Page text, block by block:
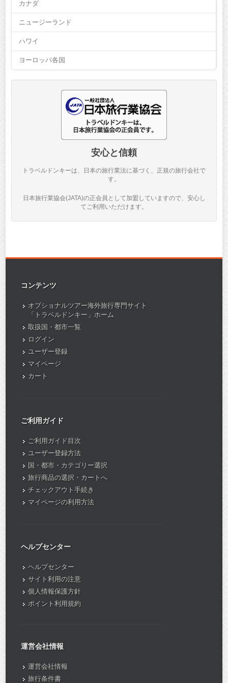
カナダ
ニュージーランド
ハワイ
ヨーロッパ各国
安心と信頼
トラベルドンキーは、日本の旅行業法に基づく、正規の旅行会社で
す。
日本旅行業協会(JATA)の正会員として加盟していますので、安心し
てご利用いただけます。
コンテンツ
オプショナルツアー海外旅行専門サイト
「トラベルドンキー」ホーム
取扱国・都市一覧
ログイン
ユーザー登録
マイページ
カート
ご利用ガイド
ご利用ガイド目次
ユーザー登録方法
国・都市・カテゴリー選択
旅行商品の選択・カートへ
チェックアウト手続き
マイページの利用方法
ヘルプセンター
ヘルプセンター
サイト利用の注意
個人情報保護方針
ポイント利用規約
運営会社情報
運営会社情報
旅行条件書